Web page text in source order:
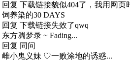
回复 下载链接貌似404了，我用网页
饲养染的30 DAYS
回复 下载链接失效了qwq
东方凋梦录 ~ Fading...
回复 同问
雌小鬼义妹 ♡一败涂地的诱惑...